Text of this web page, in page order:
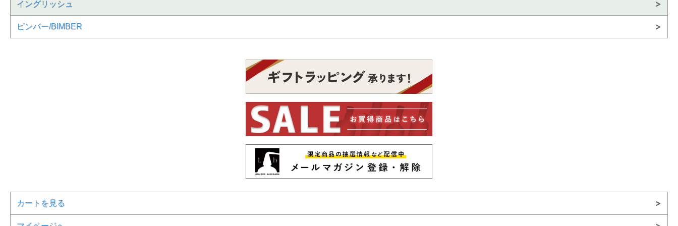
イングリッシュ
ビンバー/BIMBER
カートを見る